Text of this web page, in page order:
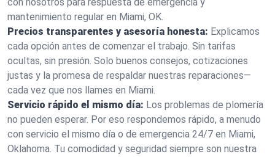
mantenimiento regular en Miami, OK.
Precios transparentes y asesoría honesta: Explicamos
cada opción antes de comenzar el trabajo. Sin tarifas
ocultas, sin presión. Solo buenos consejos, cotizaciones
justas y la promesa de respaldar nuestras reparaciones—
cada vez que nos llames en Miami.
Servicio rápido el mismo día: Los problemas de plomería
no pueden esperar. Por eso respondemos rápido, a menudo
con servicio el mismo día o de emergencia 24/7 en Miami,
Oklahoma. Tu comodidad y seguridad siempre son nuestra